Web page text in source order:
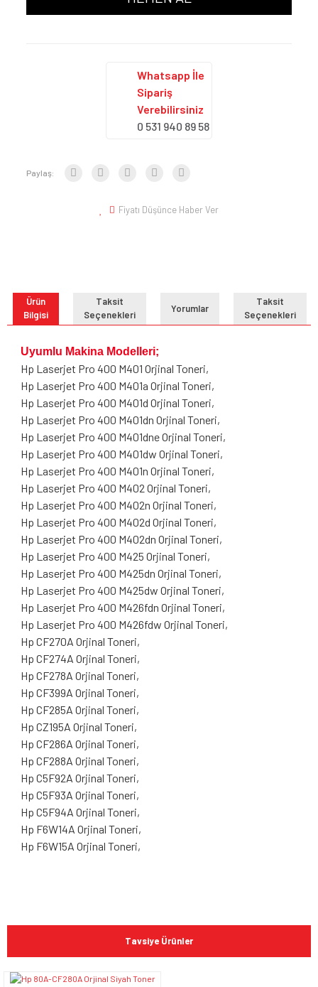
Whatsapp İle
Sipariş
Verebilirsiniz
0 531 940 89 58
Paylaş:
Fiyatı Düşünce Haber Ver
Ürün
Bilgisi
Taksit
Seçenekleri
Yorumlar
Taksit
Seçenekleri
Uyumlu Makina Modelleri;
Hp Laserjet Pro 400 M401 Orjinal Toneri,
Hp Laserjet Pro 400 M401a Orjinal Toneri,
Hp Laserjet Pro 400 M401d Orjinal Toneri,
Hp Laserjet Pro 400 M401dn Orjinal Toneri,
Hp Laserjet Pro 400 M401dne Orjinal Toneri,
Hp Laserjet Pro 400 M401dw Orjinal Toneri,
Hp Laserjet Pro 400 M401n Orjinal Toneri,
Hp Laserjet Pro 400 M402 Orjinal Toneri,
Hp Laserjet Pro 400 M402n Orjinal Toneri,
Hp Laserjet Pro 400 M402d Orjinal Toneri,
Hp Laserjet Pro 400 M402dn Orjinal Toneri,
Hp Laserjet Pro 400 M425 Orjinal Toneri,
Hp Laserjet Pro 400 M425dn Orjinal Toneri,
Hp Laserjet Pro 400 M425dw Orjinal Toneri,
Hp Laserjet Pro 400 M426fdn Orjinal Toneri,
Hp Laserjet Pro 400 M426fdw Orjinal Toneri,
Hp CF270A Orjinal Toneri,
Hp CF274A Orjinal Toneri,
Hp CF278A Orjinal Toneri,
Hp CF399A Orjinal Toneri,
Hp CF285A Orjinal Toneri,
Hp CZ195A Orjinal Toneri,
Hp CF286A Orjinal Toneri,
Hp CF288A Orjinal Toneri,
Hp C5F92A Orjinal Toneri,
Hp C5F93A Orjinal Toneri,
Hp C5F94A Orjinal Toneri,
Hp F6W14A Orjinal Toneri,
Hp F6W15A Orjinal Toneri,
Bu ürüne ilk yorumu siz yapın!
Yorum Yaz
konularda yetersiz gördüğünüz noktaları öneri formunu
kullanarak tarafımıza iletebilirsiniz.
Tavsiye Ürünler